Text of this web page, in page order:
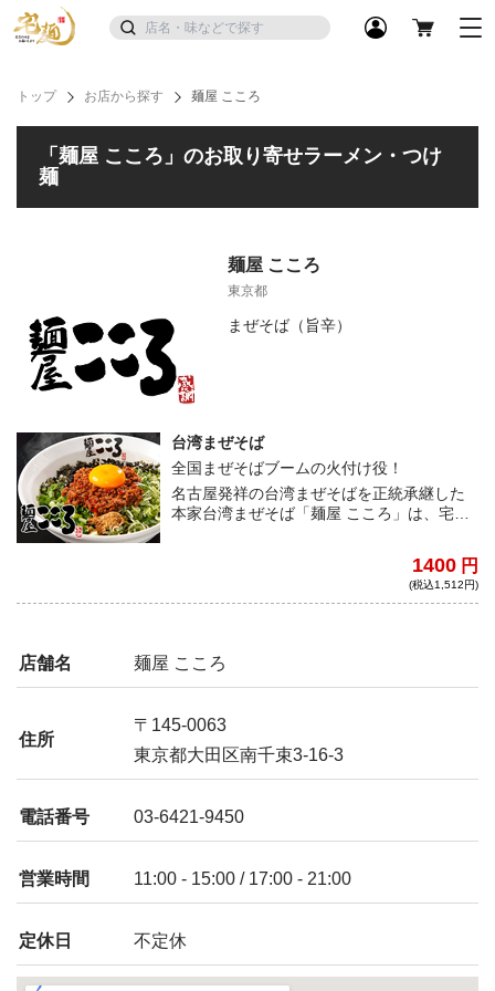
トップ お店から探す 麺屋 こころ
「麺屋 こころ」のお取り寄せラーメン・つけ
麺
麺屋 こころ
東京都
まぜそば（旨辛）
台湾まぜそば
全国まぜそばブームの火付け役！
名古屋発祥の台湾まぜそばを正統承継した
本家台湾まぜそば「麺屋 こころ」は、宅麺
（鷹の爪、ニンニクを効かせたピリ辛ミン
チ）を豪快に混ぜて、ガッツリ食べる満足
1400 円
(税込1,512円)
店舗名 麺屋 こころ
住所
〒145-0063
東京都大田区南千束3-16-3
電話番号 03-6421-9450
営業時間 11:00 - 15:00 / 17:00 - 21:00
定休日 不定休